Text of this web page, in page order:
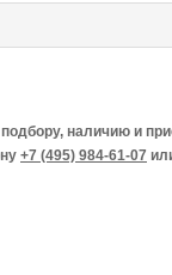
наличию и
+7 (495) 984-61-07